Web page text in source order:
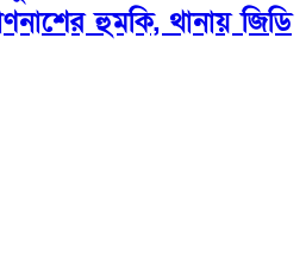
হুমকি, থানায় জিডি